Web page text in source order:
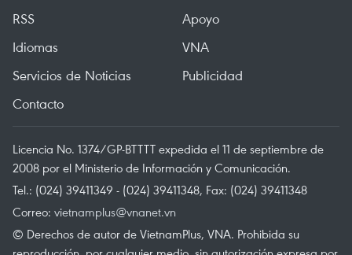
RSS
Apoyo
Idiomas
VNA
Servicios de Noticias
Publicidad
Contacto
Licencia No. 1374/GP-BTTTT expedida el 11 de septiembre de
2008 por el Ministerio de Información y Comunicación.
Tel.: (024) 39411349 - (024) 39411348, Fax: (024) 39411348
Correo: vietnamplus@vnanet.vn
© Derechos de autor de VietnamPlus, VNA. Prohibida su